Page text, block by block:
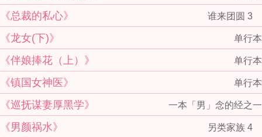
谁来团圆 3
《总裁的私心》
单行本
《龙女(下)》
单行本
《伴娘捧花（上）》
单行本
《镇国女神医》
一本「男」念的经之一
《巡抚谋妻厚黑学》
另类家族 4
《男颜祸水》